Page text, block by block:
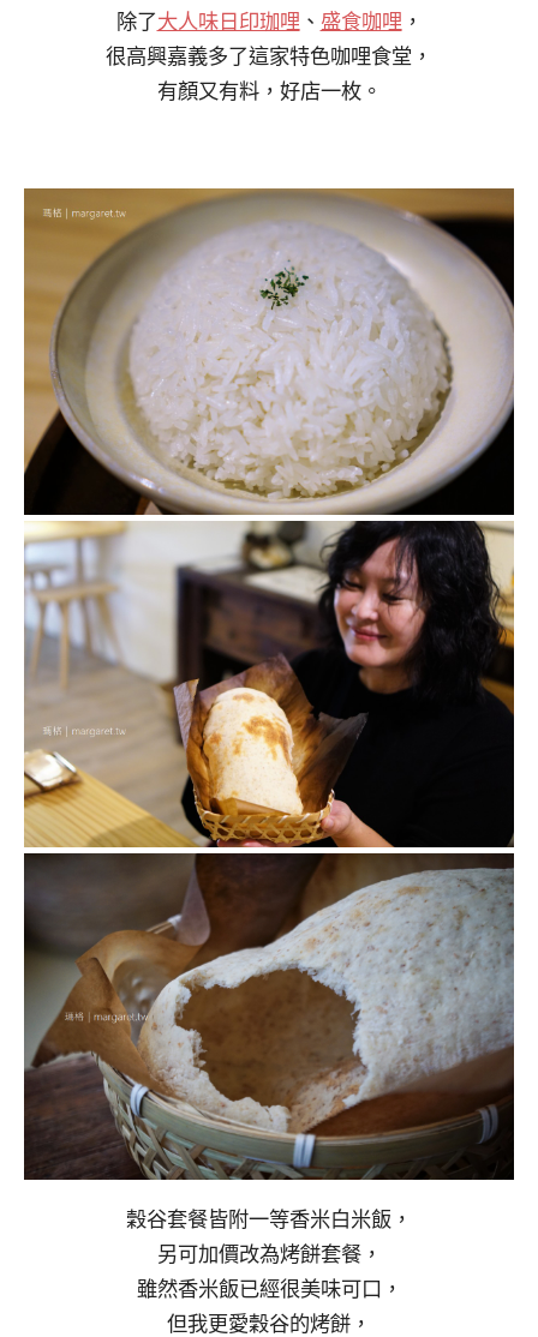
除了大人味日印珈哩 、 盛食咖哩 ，
很高興嘉義多了這家特色咖哩食堂，
有顏又有料，好店一枚。
穀谷套餐皆附一等香米白米飯，
另可加價改為烤餅套餐，
雖然香米飯已經很美味可口，
但我更愛穀谷的烤餅，